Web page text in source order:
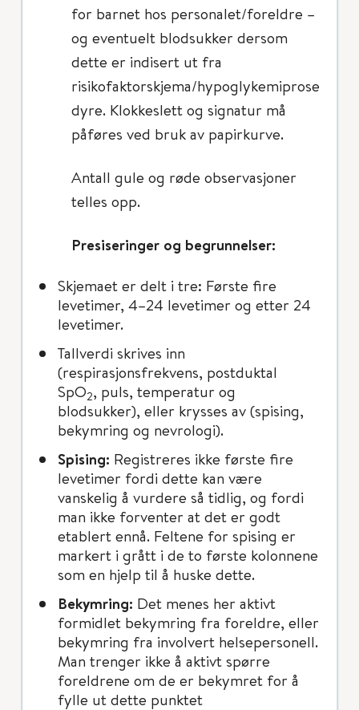
for barnet hos personalet/foreldre –
og eventuelt blodsukker dersom
dette er indisert ut fra
risikofaktorskjema/hypoglykemiprose
dyre. Klokkeslett og signatur må
påføres ved bruk av papirkurve.
Antall gule og røde observasjoner
telles opp.
Presiseringer og begrunnelser:
Skjemaet er delt i tre: Første fire
levetimer, 4–24 levetimer og etter 24
levetimer.
Tallverdi skrives inn
(respirasjonsfrekvens, postduktal
SpO2, puls, temperatur og
blodsukker), eller krysses av (spising,
bekymring og nevrologi).
Spising: Registreres ikke første fire
levetimer fordi dette kan være
vanskelig å vurdere så tidlig, og fordi
man ikke forventer at det er godt
etablert ennå. Feltene for spising er
markert i grått i de to første kolonnene
som en hjelp til å huske dette.
Bekymring: Det menes her aktivt
formidlet bekymring fra foreldre, eller
bekymring fra involvert helsepersonell.
Man trenger ikke å aktivt spørre
foreldrene om de er bekymret for å
fylle ut dette punktet